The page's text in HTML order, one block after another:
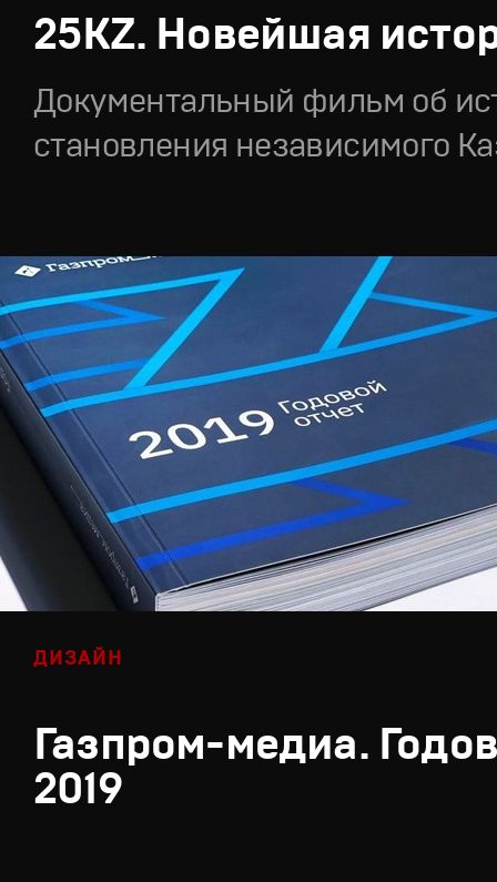
25KZ. Новейшая
Документальный фильм об
становления независимого
ДИЗАЙН
Газпром-медиа.
2019